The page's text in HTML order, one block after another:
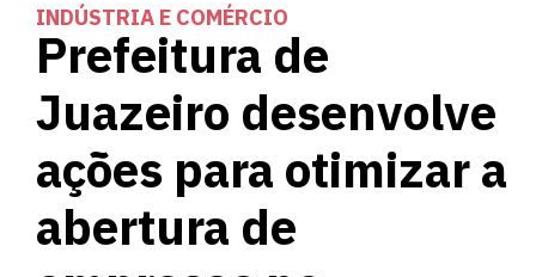
INDÚSTRIA E COMÉRCIO
Prefeitura de
Juazeiro desenvolve
ações para otimizar a
abertura de